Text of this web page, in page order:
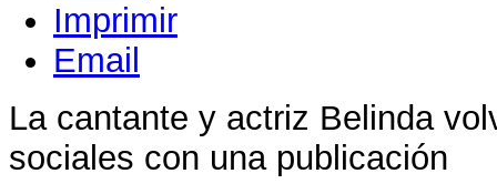
Imprimir
Email
La cantante y actriz Belinda
sociales con una publicación